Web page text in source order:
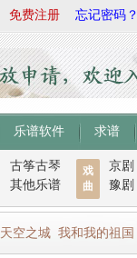
免费注册 忘记密码？
乐谱软件 求谱
古筝古琴
其他乐谱
戏
曲
京剧
豫剧
天空之城 我和我的祖国